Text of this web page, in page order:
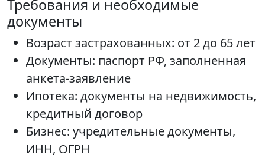
Требования и необходимые
документы
Возраст застрахованных: от 2 до 65 лет
Документы: паспорт РФ, заполненная
анкета-заявление
Ипотека: документы на недвижимость,
кредитный договор
Бизнес: учредительные документы,
ИНН, ОГРН